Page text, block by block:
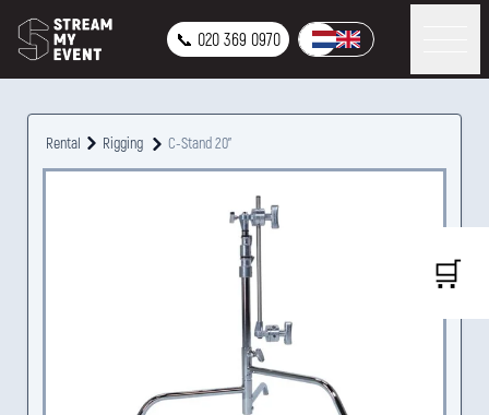
📞 020 369 0970
Rental Rigging C-Stand 20"
🛒